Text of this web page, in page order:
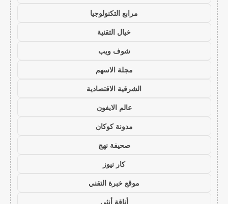
مرابع التكنولوجيا
خيال التقنية
شوف ويب
مجلة الاسهم
الشرقية الاقتصادية
عالم الايفون
مدونة كوكان
صحيفة نهج
كار نيوز
موقع خبرة التقني
أناقة أنثى